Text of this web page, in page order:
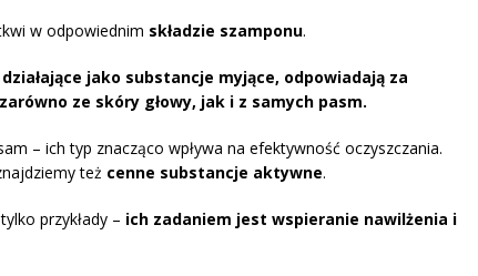
w odpowiednim składzie szamponu.
jako substancje myjące, odpowiadają za
ze skóry głowy, jak i z samych pasm.
– ich typ znacząco wpływa na efektywność oczyszczania.
też cenne substancje aktywne.
przykłady – ich zadaniem jest wspieranie nawilżenia i